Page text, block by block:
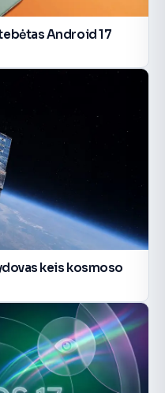
Android 17
keis kosmoso